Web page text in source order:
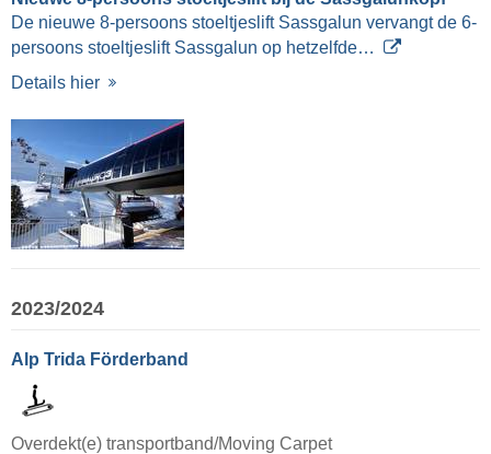
De nieuwe 8-persoons stoeltjeslift Sassgalun vervangt de 6-
persoons stoeltjeslift Sassgalun op hetzelfde…
Details hier
2023/2024
Alp Trida Förderband
Overdekt(e) transportband/Moving Carpet